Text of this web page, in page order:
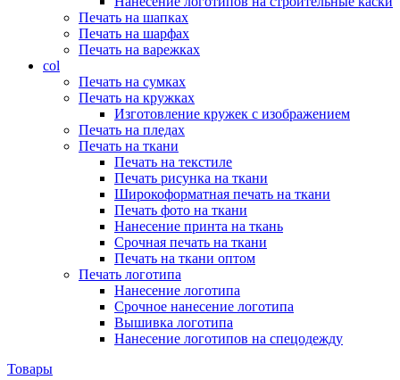
Печать на шапках
Печать на шарфах
Печать на варежках
col
Печать на сумках
Печать на кружках
Изготовление кружек с изображением
Печать на пледах
Печать на ткани
Печать на текстиле
Печать рисунка на ткани
Широкоформатная печать на ткани
Печать фото на ткани
Нанесение принта на ткань
Срочная печать на ткани
Печать на ткани оптом
Печать логотипа
Нанесение логотипа
Срочное нанесение логотипа
Вышивка логотипа
Нанесение логотипов на спецодежду
Товары